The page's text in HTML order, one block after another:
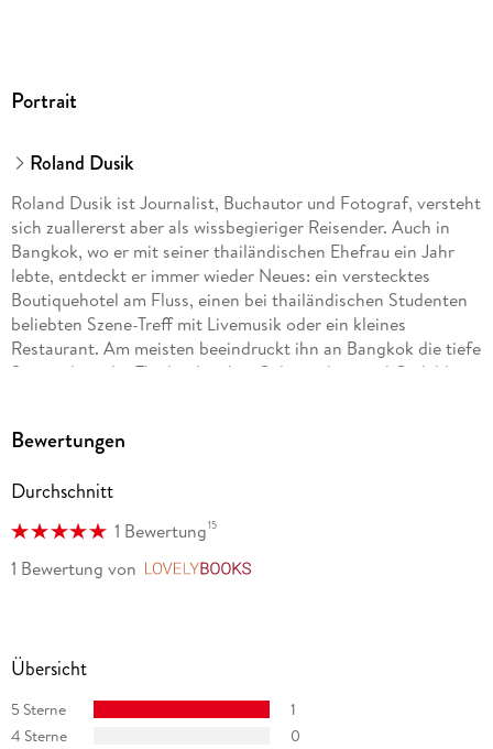
Portrait
Roland Dusik
Roland Dusik ist Journalist, Buchautor und Fotograf, versteht
sich zuallererst aber als wissbegieriger Reisender. Auch in
Bangkok, wo er mit seiner thailändischen Ehefrau ein Jahr
lebte, entdeckt er immer wieder Neues: ein verstecktes
Boutiquehotel am Fluss, einen bei thailändischen Studenten
beliebten Szene-Treff mit Livemusik oder ein kleines
Restaurant. Am meisten beeindruckt ihn an Bangkok die tiefe
Spiritualität der Thailänder, ihre Gelassenheit und Geduld.
Bewertungen
Durchschnitt
1 Bewertung15
1 Bewertung von
Übersicht
5 Sterne
1
4 Sterne
0